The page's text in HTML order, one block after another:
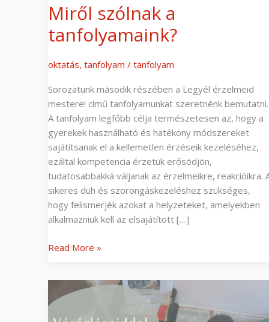
Miről szólnak a
tanfolyamaink?
oktatás, tanfolyam / tanfolyam
Sorozatunk második részében a Legyél érzelmeid
mestere! című tanfolyamunkat szeretnénk bemutatni.
A tanfolyam legfőbb célja természetesen az, hogy a
gyerekek használható és hatékony módszereket
sajátítsanak el a kellemetlen érzéseik kezeléséhez,
ezáltal kompetencia érzetük erősödjön,
tudatosabbakká váljanak az érzelmeikre, reakcióikra.
sikeres düh és szorongáskezeléshez szükséges,
hogy felismerjék azokat a helyzeteket, amelyekben
alkalmazniuk kell az elsajátított […]
Read More »
Bank
segítő